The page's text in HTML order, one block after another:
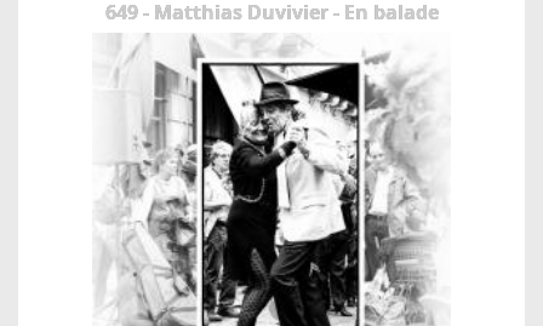
649 - Matthias Duvivier - En balade